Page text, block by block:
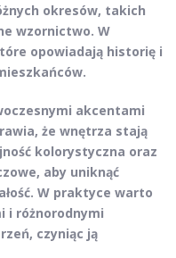
okresów, takich
wzornictwo. W
opowiadają historię i
akcentami
że wnętrza stają
kolorystyczna oraz
aby uniknąć
W praktyce warto
i różnorodnymi
czyniąc ją